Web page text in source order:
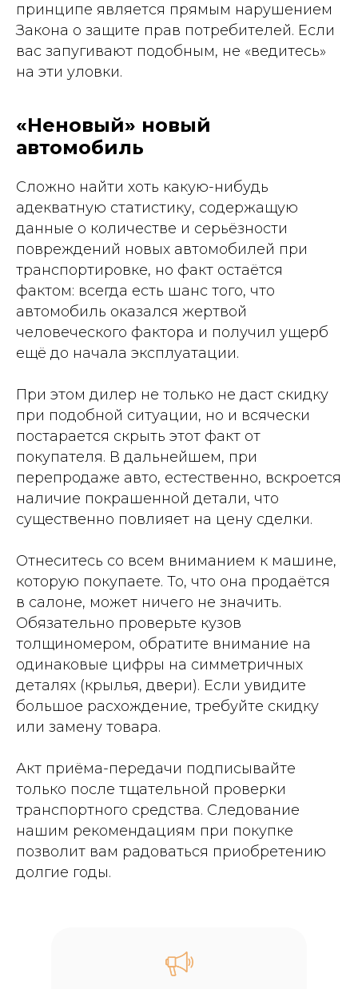
принципе является прямым нарушением
Закона о защите прав потребителей. Если
вас запугивают подобным, не «ведитесь»
на эти уловки.
«Неновый» новый
автомобиль
Сложно найти хоть какую-нибудь
адекватную статистику, содержащую
данные о количестве и серьёзности
повреждений новых автомобилей при
транспортировке, но факт остаётся
фактом: всегда есть шанс того, что
автомобиль оказался жертвой
человеческого фактора и получил ущерб
ещё до начала эксплуатации.
При этом дилер не только не даст скидку
при подобной ситуации, но и всячески
постарается скрыть этот факт от
покупателя. В дальнейшем, при
перепродаже авто, естественно, вскроется
наличие покрашенной детали, что
существенно повлияет на цену сделки.
Отнеситесь со всем вниманием к машине,
которую покупаете. То, что она продаётся
в салоне, может ничего не значить.
Обязательно проверьте кузов
толщиномером, обратите внимание на
одинаковые цифры на симметричных
деталях (крылья, двери). Если увидите
большое расхождение, требуйте скидку
или замену товара.
Акт приёма-передачи подписывайте
только после тщательной проверки
транспортного средства. Следование
нашим рекомендациям при покупке
позволит вам радоваться приобретению
долгие годы.